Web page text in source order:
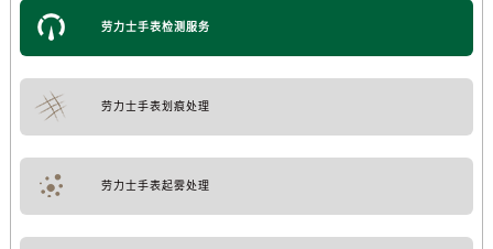
劳力士手表检测服务
劳力士手表划痕处理
劳力士手表起雾处理